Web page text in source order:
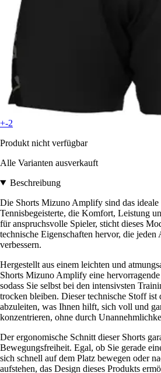
+-2
Produkt nicht verfügbar
Alle Varianten ausverkauft
Beschreibung
Die Shorts Mizuno Amplify sind das
Tennisbegeisterte, die Komfort, Leistung
für anspruchsvolle Spieler, sticht dieses
technische Eigenschaften hervor, die jeden
verbessern.
Hergestellt aus einem leichten und
Shorts Mizuno Amplify eine
sodass Sie selbst bei den intensivsten
trocken bleiben. Dieser technische Stoff ist
abzuleiten, was Ihnen hilft, sich voll und
konzentrieren, ohne durch
Der ergonomische Schnitt dieser Shorts
Bewegungsfreiheit. Egal, ob Sie gerade
sich schnell auf dem Platz bewegen oder
aufstehen, das Design dieses Produkts